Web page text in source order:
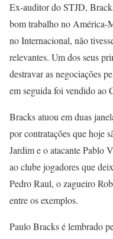
Ex-auditor do STJD,
bom trabalho no América-
no Internacional, não
relevantes. Um dos seus
destravar as negociações
em seguida foi vendido ao
Bracks atuou em duas
por contratações que hoje
Jardim e o atacante Pablo
ao clube jogadores que
Pedro Raul, o zagueiro
entre os exemplos.
Paulo Bracks é lembrado